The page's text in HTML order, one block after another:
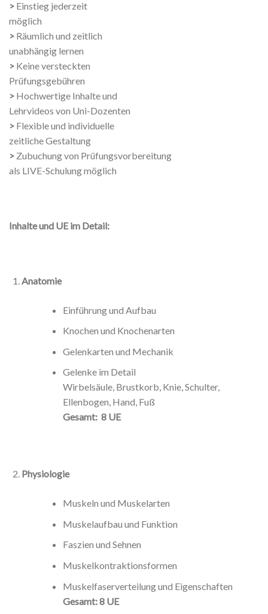
> Einstieg jederzeit
möglich
> Räumlich und zeitlich
unabhängig lernen
> Keine versteckten
Prüfungsgebühren
> Hochwertige Inhalte und
Lehrvideos von Uni-Dozenten
> Flexible und individuelle
zeitliche Gestaltung
> Zubuchung von Prüfungsvorbereitung
als LIVE-Schulung möglich
Inhalte und UE im Detail:
Anatomie
Einführung und Aufbau
Knochen und Knochenarten
Gelenkarten und Mechanik
Gelenke im Detail
Wirbelsäule, Brustkorb, Knie, Schulter,
Ellenbogen, Hand, Fuß
Gesamt: 8 UE
Physiologie
Muskeln und Muskelarten
Muskelaufbau und Funktion
Faszien und Sehnen
Muskelkontraktionsformen
Muskelfaserverteilung und Eigenschaften
Gesamt: 8 UE